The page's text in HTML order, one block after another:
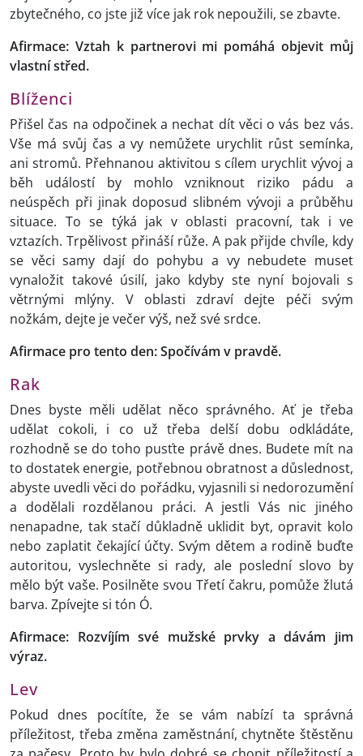
zbytečného, co jste již více jak rok nepoužili, se zbavte.
Afirmace: Vztah k partnerovi mi pomáhá objevit můj
vlastní střed.
Blíženci
Přišel čas na odpočinek a nechat dít věci o vás bez vás.
Vše má svůj čas a vy nemůžete urychlit růst semínka,
ani stromů. Přehnanou aktivitou s cílem urychlit vývoj a
běh událostí by mohlo vzniknout riziko pádu a
neúspěch při jinak doposud slibném vývoji a průběhu
situace. To se týká jak v oblasti pracovní, tak i ve
vztazích. Trpělivost přináší růže. A pak přijde chvíle, kdy
se věci samy dají do pohybu a vy nebudete muset
vynaložit takové úsilí, jako kdyby ste nyní bojovali s
větrnými mlýny. V oblasti zdraví dejte péči svým
nožkám, dejte je večer výš, než své srdce.
Afirmace pro tento den: Spočívám v pravdě.
Rak
Dnes byste měli udělat něco správného. Ať je třeba
udělat cokoli, i co už třeba delší dobu odkládáte,
rozhodně se do toho pusťte právě dnes. Budete mít na
to dostatek energie, potřebnou obratnost a důslednost,
abyste uvedli věci do pořádku, vyjasnili si nedorozumění
a dodělali rozdělanou práci. A jestli Vás nic jiného
nenapadne, tak stačí důkladně uklidit byt, opravit kolo
nebo zaplatit čekající účty. Svým dětem a rodině buďte
autoritou, vyslechněte si rady, ale poslední slovo by
mělo být vaše. Posilněte svou Třetí čakru, pomůže žlutá
barva. Zpívejte si tón Ó.
Afirmace: Rozvíjím své mužské prvky a dávám jim
výraz.
Lev
Pokud dnes pocítíte, že se vám nabízí ta správná
příležitost, třeba změna zaměstnání, chytněte štěstěnu